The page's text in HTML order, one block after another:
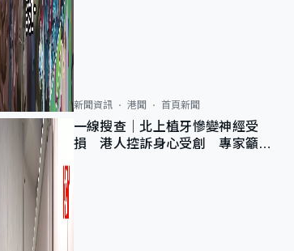
新聞資訊 港聞 首頁新聞
一線搜查｜北上植牙慘變神經受
損 港人控訴身心受創 專家籲理